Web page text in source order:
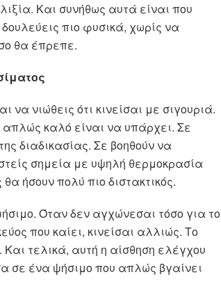
Και συνήθως αυτά είναι που
πιο φυσικά, χωρίς να
θα έπρεπε.
να νιώθεις ότι κινείσαι με σιγουριά.
καλό είναι να υπάρχει. Σε
διαδικασίας. Σε βοηθούν να
σημεία με υψηλή θερμοκρασία
ήσουν πολύ πιο διστακτικός.
Όταν δεν αγχώνεσαι τόσο για το
που καίει, κινείσαι αλλιώς. Το
τελικά, αυτή η αίσθηση ελέγχου
σε ένα ψήσιμο που απλώς βγαίνει